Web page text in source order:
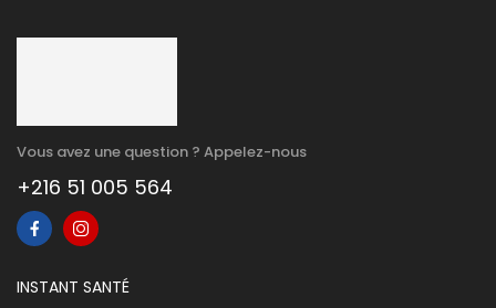
Vous avez une question ? Appelez-nous
+216 51 005 564
INSTANT SANTÉ